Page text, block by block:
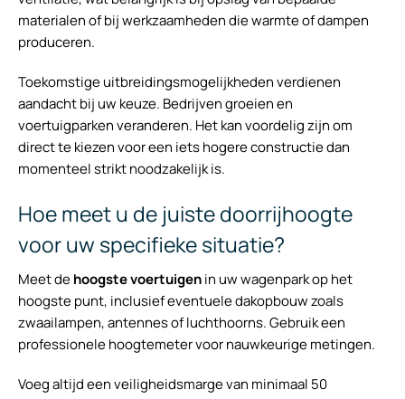
materialen of bij werkzaamheden die warmte of dampen
produceren.
Toekomstige uitbreidingsmogelijkheden verdienen
aandacht bij uw keuze. Bedrijven groeien en
voertuigparken veranderen. Het kan voordelig zijn om
direct te kiezen voor een iets hogere constructie dan
momenteel strikt noodzakelijk is.
Hoe meet u de juiste doorrijhoogte
voor uw specifieke situatie?
Meet dehoogste voertuigenin uw wagenpark op het
hoogste punt, inclusief eventuele dakopbouw zoals
zwaailampen, antennes of luchthoorns. Gebruik een
professionele hoogtemeter voor nauwkeurige metingen.
Voeg altijd een veiligheidsmarge van minimaal 50